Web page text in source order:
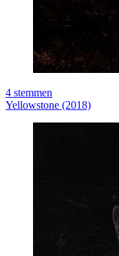
4 stemmen
Yellowstone (2018)